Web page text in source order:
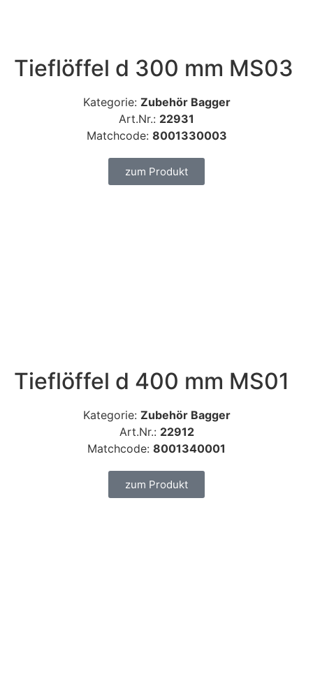
Tieflöffel d 300 mm MS03
Kategorie: Zubehör Bagger
Art.Nr.: 22931
Matchcode: 8001330003
zum Produkt
Tieflöffel d 400 mm MS01
Kategorie: Zubehör Bagger
Art.Nr.: 22912
Matchcode: 8001340001
zum Produkt